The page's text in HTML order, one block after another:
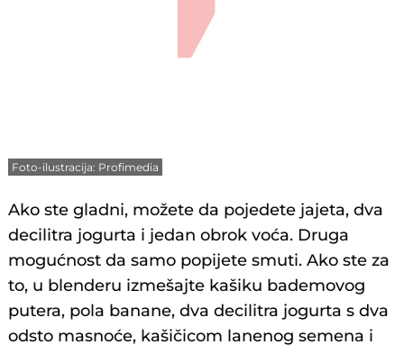
Foto-ilustracija: Profimedia
Ako ste gladni, možete da pojedete jajeta, dva
decilitra jogurta i jedan obrok voća. Druga
mogućnost da samo popijete smuti. Ako ste za
to, u blenderu izmešajte kašiku bademovog
putera, pola banane, dva decilitra jogurta s dva
odsto masnoće, kašičicom lanenog semena i